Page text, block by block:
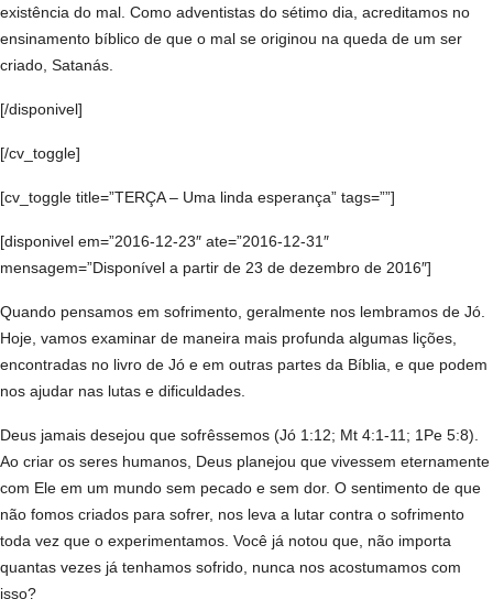
existência do mal. Como adventistas do sétimo dia, acreditamos no
ensinamento bíblico de que o mal se originou na queda de um ser
criado, Satanás.
[/disponivel]
[/cv_toggle]
[cv_toggle title=”TERÇA – Uma linda esperança” tags=””]
[disponivel em=”2016-12-23″ ate=”2016-12-31″
mensagem=”Disponível a partir de 23 de dezembro de 2016″]
Quando pensamos em sofrimento, geralmente nos lembramos de Jó.
Hoje, vamos examinar de maneira mais profunda algumas lições,
encontradas no livro de Jó e em outras partes da Bíblia, e que podem
nos ajudar nas lutas e dificuldades.
Deus jamais desejou que sofrêssemos (Jó 1:12; Mt 4:1-11; 1Pe 5:8).
Ao criar os seres humanos, Deus planejou que vivessem eternamente
com Ele em um mundo sem pecado e sem dor. O sentimento de que
não fomos criados para sofrer, nos leva a lutar contra o sofrimento
toda vez que o experimentamos. Você já notou que, não importa
quantas vezes já tenhamos sofrido, nunca nos acostumamos com
isso?